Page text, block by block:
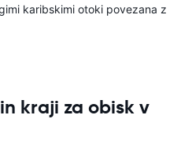
karibskimi otoki povezana z
kraji za obisk v